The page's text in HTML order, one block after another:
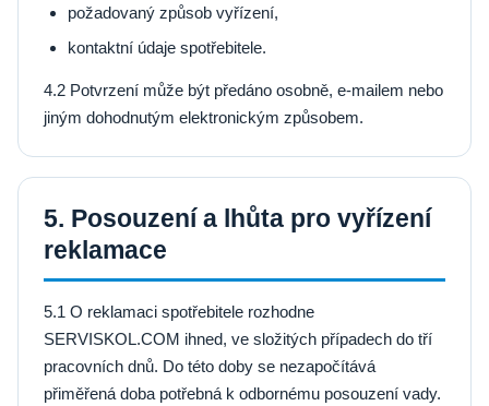
požadovaný způsob vyřízení,
kontaktní údaje spotřebitele.
4.2 Potvrzení může být předáno osobně, e-mailem nebo
jiným dohodnutým elektronickým způsobem.
5. Posouzení a lhůta pro vyřízení
reklamace
5.1 O reklamaci spotřebitele rozhodne
SERVISKOL.COM ihned, ve složitých případech do tří
pracovních dnů. Do této doby se nezapočítává
přiměřená doba potřebná k odbornému posouzení vady.